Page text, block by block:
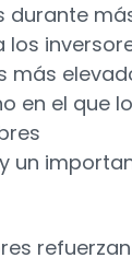
durante
más
en el que
un